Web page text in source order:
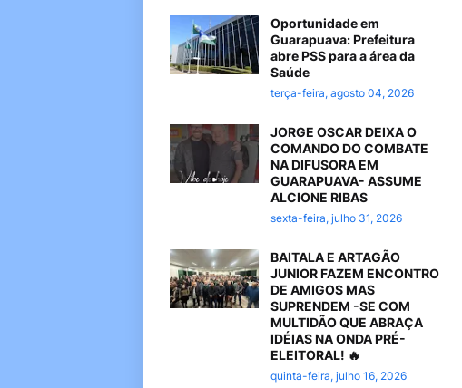
Oportunidade em
Guarapuava: Prefeitura
abre PSS para a área da
Saúde
terça-feira, agosto 04, 2026
JORGE OSCAR DEIXA O
COMANDO DO COMBATE
NA DIFUSORA EM
GUARAPUAVA- ASSUME
ALCIONE RIBAS
sexta-feira, julho 31, 2026
BAITALA E ARTAGÃO
JUNIOR FAZEM ENCONTRO
DE AMIGOS MAS
SUPRENDEM -SE COM
MULTIDÃO QUE ABRAÇA
IDÉIAS NA ONDA PRÉ-
ELEITORAL! 🔥
quinta-feira, julho 16, 2026